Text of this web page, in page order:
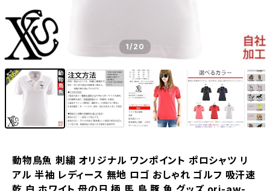
1/20
動物鳥魚 刺繍 オリジナル ワンポイント ポロシャツ リ
アル 半袖 レディース 無地 ロゴ おしゃれ ゴルフ 吸汗速